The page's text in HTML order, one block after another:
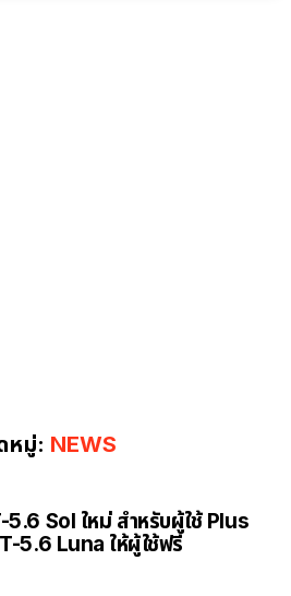
หมู่: NEWS
Sol ใหม่ สำหรับผู้ใช้ Plus
5.6 Luna ให้ผู้ใช้ฟรี